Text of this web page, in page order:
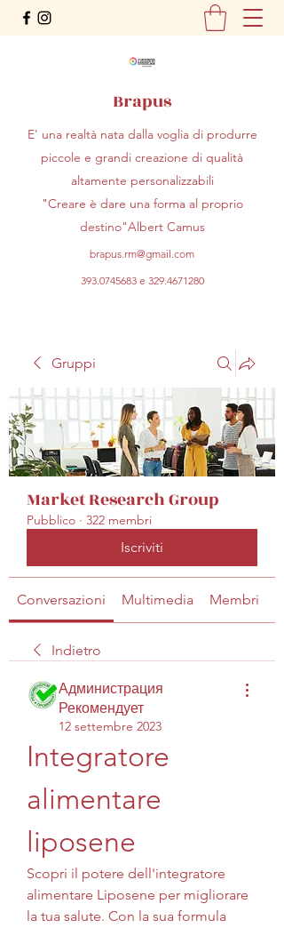
Brapus
E' una realtà nata dalla voglia di produrre
piccole e grandi creazione di qualità
altamente personalizzabili
"Creare è dare una forma al proprio
destino"Albert Camus
brapus.rm@gmail.com
393.0745683e 329.4671280
Gruppi
Market Research Group
Pubblico · 322 membri
Iscriviti
Conversazioni Multimedia Membri
Indietro
Администрация
Рекомендует
12 settembre 2023
Integratore
alimentare
liposene
Scopri il potere dell'integratore
alimentare Liposene per migliorare
la tua salute. Con la sua formula